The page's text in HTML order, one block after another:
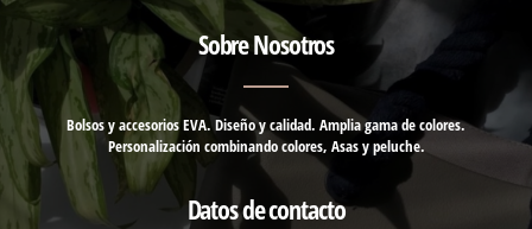
Sobre Nosotros
Bolsos y accesorios EVA. Diseño y calidad. Amplia gama de colores.
Personalización combinando colores, Asas y peluche.
Datos de contacto